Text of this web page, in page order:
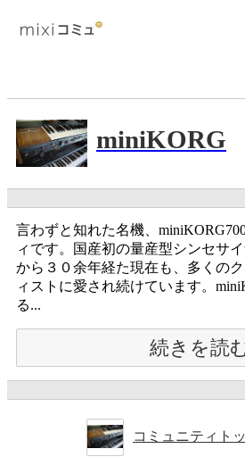
miniKORG
言わずと知れた名機、
ィです。国産初の量産型シンセサ
から３０余年経た現在も、多くの
ィストに愛され続けています。
る...
続きを読
コミュニティト